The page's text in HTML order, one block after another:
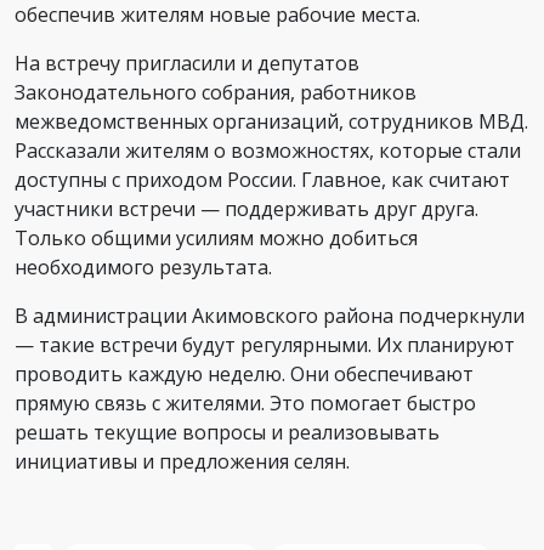
обеспечив жителям новые рабочие места.
На встречу пригласили и депутатов
Законодательного собрания, работников
межведомственных организаций, сотрудников МВД.
Рассказали жителям о возможностях, которые стали
доступны с приходом России. Главное, как считают
участники встречи — поддерживать друг друга.
Только общими усилиям можно добиться
необходимого результата.
В администрации Акимовского района подчеркнули
— такие встречи будут регулярными. Их планируют
проводить каждую неделю. Они обеспечивают
прямую связь с жителями. Это помогает быстро
решать текущие вопросы и реализовывать
инициативы и предложения селян.